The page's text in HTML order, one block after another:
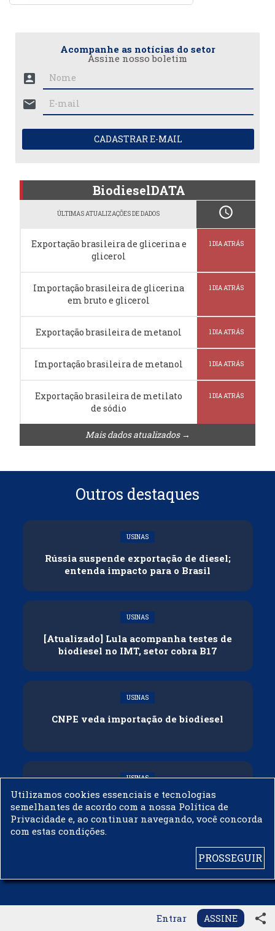
Entrar ASSINE share
Acompanhe as notícias do setor
Assine nosso boletim
account_box
mail
CADASTRAR E-MAIL
BiodieselDATA
ÚLTIMAS ATUALIZAÇÕES DE DADOS schedule
Exportação brasileira de glicerina e
glicerol
1 DIA ATRÁS
Importação brasileira de glicerina
em bruto e glicerol
1 DIA ATRÁS
Exportação brasileira de metanol 1 DIA ATRÁS
Importação brasileira de metanol 1 DIA ATRÁS
Exportação brasileira de metilato
de sódio
1 DIA ATRÁS
Mais dados atualizados →
Outros destaques
USINAS
Rússia suspende exportação de diesel;
entenda impacto para o Brasil
USINAS
[Atualizado] Lula acompanha testes de
biodiesel no IMT, setor cobra B17
USINAS
CNPE veda importação de biodiesel
USINAS
Acelen Renováveis assina acordo com
Bunge para óleo de soja em projeto na
Bahia
Utilizamos cookies essenciais e tecnologias
semelhantes de acordo com a nossa Política de
Privacidade e, ao continuar navegando, você concorda
com estas condições.
PROSSEGUIR